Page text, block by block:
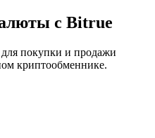
торговую информацию
с Bitrue
для покупки и продажи
криптообменнике.